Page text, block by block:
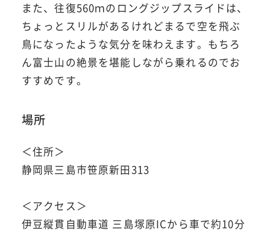
また、往復560ｍのロングジップスライドは、
ちょっとスリルがあるけれどまるで空を飛ぶ
鳥になったような気分を味わえます。もちろ
ん富士山の絶景を堪能しながら乗れるのでお
すすめです。
場所
＜住所＞
静岡県三島市笹原新田313
＜アクセス＞
伊豆縦貫自動車道 三島塚原ICから車で約10分